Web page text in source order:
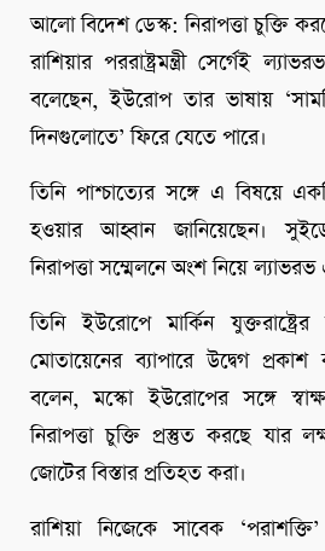
আলো বিদেশ ডেস্ক: নিরাপত্তা চুক্তি
রাশিয়ার পররাষ্ট্রমন্ত্রী সের্গেই
বলেছেন, ইউরোপ তার ভাষায়
দিনগুলোতে’ ফিরে যেতে পারে।
তিনি পাশ্চাত্যের সঙ্গে এ বিষয়ে
হওয়ার আহ্বান জানিয়েছেন।
নিরাপত্তা সম্মেলনে অংশ নিয়ে
তিনি ইউরোপে মার্কিন যুক্তরাষ্ট্রের
মোতায়েনের ব্যাপারে উদ্বেগ প্রকাশ
বলেন, মস্কো ইউরোপের সঙ্গে
নিরাপত্তা চুক্তি প্রস্তুত করছে যার
জোটের বিস্তার প্রতিহত করা।
রাশিয়া নিজেকে সাবেক